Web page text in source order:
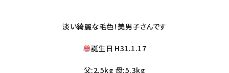
淡い綺麗な毛色！美男子さんです
誕生日 H31.1.17
父:2.5kg 母:5.3kg